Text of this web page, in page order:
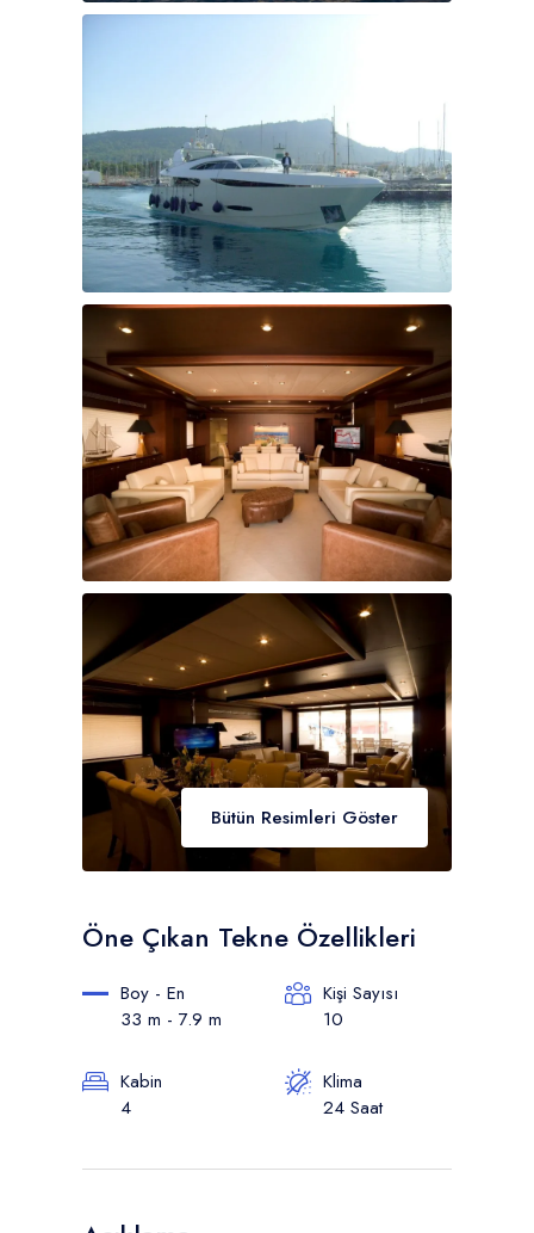
Bütün Resimleri Göster
Öne Çıkan Tekne Özellikleri
Boy - En
33 m - 7.9 m
Kişi Sayısı
10
Kabin
4
Klima
24 Saat